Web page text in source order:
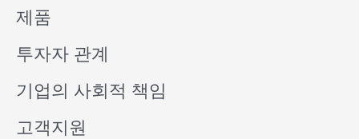
제품
투자자 관계
기업의 사회적 책임
고객지원